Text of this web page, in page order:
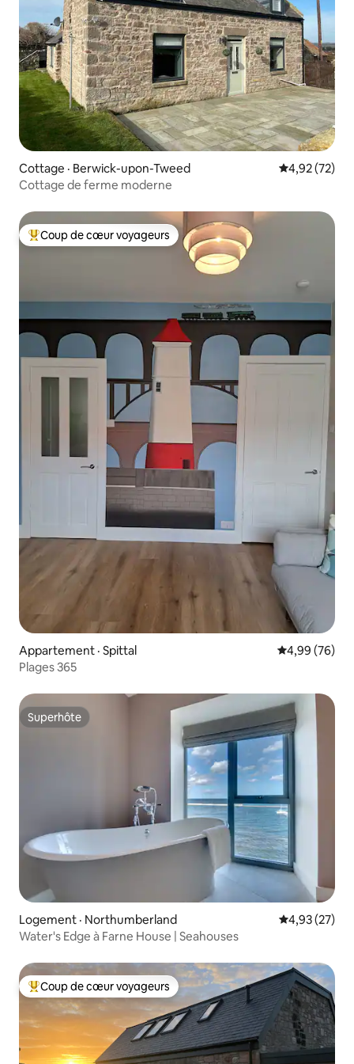
Cottage · Berwick-upon-Tweed Note
4,92 (72)
Cottage de ferme moderne
Coup de cœur voyageurs parmi les plus aimés
Coup de cœur voyageurs
Appartement · Spittal Note
4,99 (76)
Plages 365
Superhôte
Superhôte
Logement · Northumberland Note
4,93 (27)
Water's Edge à Farne House | Seahouses
Coup de cœur voyageurs parmi les plus aimés
Coup de cœur voyageurs